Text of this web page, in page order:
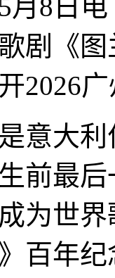
月8日
剧《
2026
大利
前最
为世
百年